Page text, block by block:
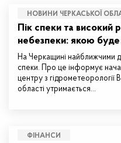
НОВИНИ ЧЕРКАСЬКОЇ
Пік спеки та високий
небезпеки: якою
На Черкащині найближчими
спеки. Про це інформує
центру з гідрометеорології
області утримається…
ФІНАНСИ